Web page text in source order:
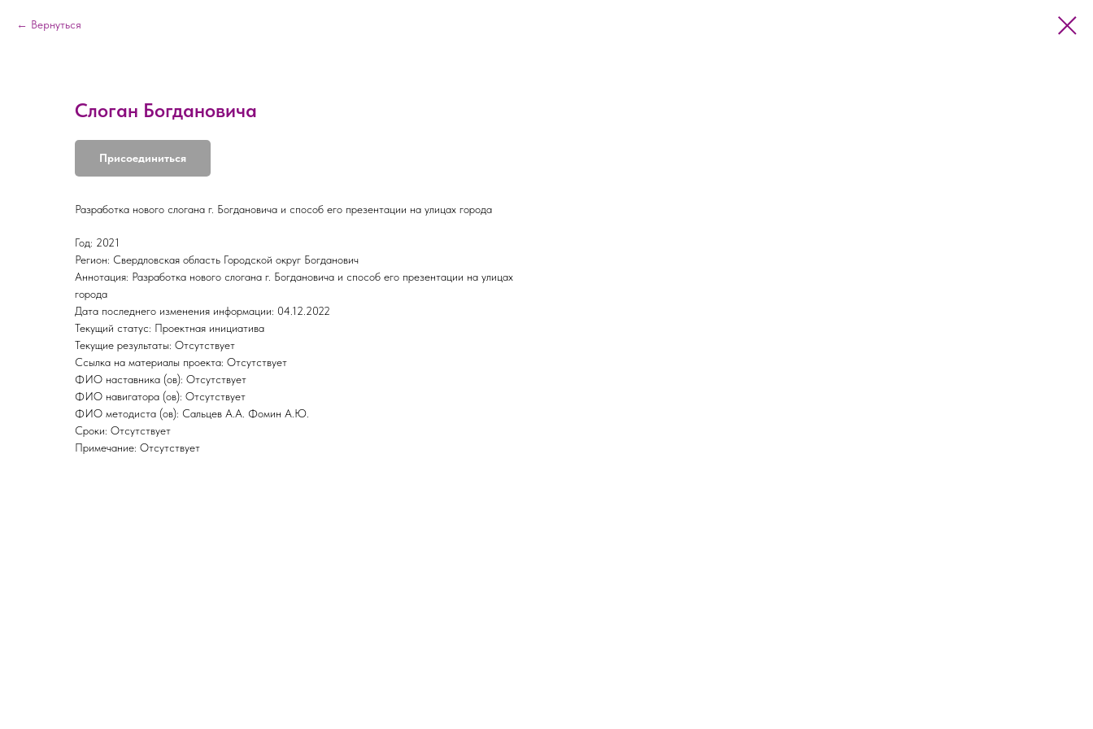
Вернуться
Слоган Богдановича
Присоединиться
Разработка нового слогана г. Богдановича и способ его презентации на улицах города
Год: 2021
Регион: Свердловская область Городской округ Богданович
Аннотация: Разработка нового слогана г. Богдановича и способ его презентации на улицах
города
Дата последнего изменения информации: 04.12.2022
Текущий статус: Проектная инициатива
Текущие результаты: Отсутствует
Ссылка на материалы проекта: Отсутствует
ФИО наставника (ов): Отсутствует
ФИО навигатора (ов): Отсутствует
ФИО методиста (ов): Сальцев А.А. Фомин А.Ю.
Сроки: Отсутствует
Примечание: Отсутствует